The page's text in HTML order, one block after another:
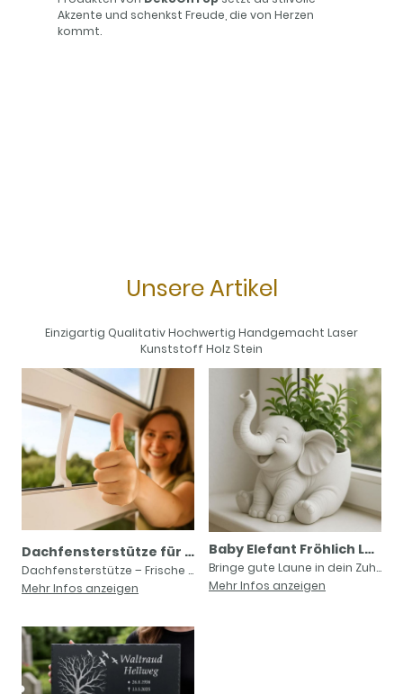
Akzente und schenkst Freude, die von Herzen
kommt.
Unsere Artikel
Einzigartig Qualitativ Hochwertig Handgemacht Laser
Kunststoff Holz Stein
Dachfensterstütze für Velux und alle Dachfenster | Aufhalter | Aufsteller | Klemmer | Halter | Ausstellarm | Offen halten Stütze Ständer NEU
Dachfensterstütze – Frische Luft trotz geschlossenem Rollladen – einfache Belüftungslösung für Ihr ZuhauseKennen Sie das auch?Das Dachfenster geht immer wieder zu. Obwohl man unten etwas geöffnet haben möchte?Gerade in den warmen Sommermonaten wünscht man sich, das Dachfenster nachts geöffnet zu lassen, um die stickige Luft im Raum zu vertreiben und ein angenehmes Klima zu schaffen. Doch oft stellt sich dabei ein Problem ein: Sobald der Rollladen heruntergelassen ist, kann das Fenster das zusätzliche Gewicht nicht halten. Es fällt einfach wieder zu, und Lüften ist nicht möglich.Genau hier setzt unsere durchdachte Dachfensterstütze an. Dieses kleine, aber äußerst praktische Hilfsmittel wurde speziell dafür entwickelt, Ihr Dachfenster sicher in einer geöffneten Position zu fixieren – selbst dann, wenn der Rollladen komplett ausgefahren ist.🌟 Was macht unsere Dachfensterstütze so besonders?✅ Mehr Frischluft bei jeder Witterung:Das Fenster kann weit genug geöffnet bleiben, damit frische Luft zirkuliert, gleichzeitig schützt der Rollladen vor neugierigen Blicken und direktem Regen. So bleibt Ihr Raum angenehm kühl und belüftet, ohne daß es hineinregnet.✅ Trägt das Gewicht von Fenster & Rollladen:Normale Lüftungspositionen reichen nicht aus, wenn der Rollladen heruntergelassen ist. Unsere Stütze wurde dafür konzipiert, das zusätzliche Gewicht zuverlässig abzufangen.✅ Werkzeugloser Einsatz:Kein Schrauben, Bohren oder Montieren nötig. Einfach die gewünschte Höhe einstellen, die Stütze zwischen Fensterrahmen und Fensterflügel klemmen – fertig! So ist das Tool sofort einsatzbereit und bei Bedarf ebenso schnell wieder entfernt.✅ Robust und langlebig:Gefertigt aus hochwertigem PLA-Kunststoff. Dieses Material ist leicht, stabil und unempfindlich gegenüber Temperaturschwankungen. Ideal für den dauerhaften Einsatz am Dachfenster.So funktioniert die Anwendung:- Öffnen Sie Ihr Dachfenster-- Klemmen Sie die Dachfensterstütze einfach zwischen den Rahmen und den Fensterflügel.- Senken Sie den Rollladen ab – das Fenster bleibt in der gewünschten Position sicher geöffnet.Warum ist dieses Produkt sinnvoll?Viele Dachfenster sind konstruktionsbedingt nicht dafür ausgelegt, bei heruntergelassenem Rollladen offen zu bleiben. Besonders in warmen Nächten oder wenn Sie längere Zeit lüften möchten, ohne komplett auf Sichtschutz zu verzichten, entsteht so ein echtes Problem. Unsere Dachfensterstütze schließt genau diese Lücke: Sie sorgt dafür, dass Ihr Fenster zuverlässig offen bleibt und gleichzeitig der Rollladen wie gewohnt genutzt werden kann.Gerade für Schlafzimmer, Kinderzimmer oder Dachbodenräume ist das die perfekte Lösung, um Frischluft und Privatsphäre optimal zu kombinieren.Material:PLA (Kunststoff) – leicht, stabil, langlebigLieferumfang:1x DachfensterstützeGönnen Sie sich mehr Komfort und ein besseres Raumklima – ganz unkompliziert und ohne aufwendige Umbauten.Falls Sie Fragen haben oder eine individuelle Größe benötigen, schreiben Sie mir gerne eine Nachricht!Versand aus Deutschland – schnell & zuverlässig 🚚Jetzt bestellen und Lüftung effizient gestalten!Das Design wird laufend Optimiert und kann leicht von den Werbebildern abweichen!Kein Original vom Hersteller. Kompatibel im 3D Druck Verfahren. Die aufgeführten Warenzeichen, Markennamen und Herstellernamen sind Eigentum des jeweiligen Inhabers; ihre Erwähnung dient ausschließlich der Beschreibung des angebotenen Artikels.
Mehr Infos anzeigen
Baby Elefant Fröhlich Lustig Blumentopf Pflanztopf Elephant Topfpflanzen Geschenk Gartenliebhaber Zimmerpflanzen Büro Dekoration Weihnachten
Bringe gute Laune in dein Zuhause oder Büro mit unserem fröhlichen Baby Elefanten Blumentopf!Dieser liebevoll gestaltete Pflanztopf im Donkey-Design besteht aus hochwertigem, umweltfreundlichem Kunststoff PLA (biologisch abbaubarer Kunststoff auf Maisbasis) und ist perfekt geeignet für kleine Zimmerpflanzen, Sukkulenten oder Kräuter. Wird nach der Bestellung im 3D Druck Verfahren gefertigt.Mit seinem lustigen und freundlichen Ausdruck ist der Elefant nicht nur ein Hingucker, sondern auch eine charmante Geschenkidee für alle, die Pflanzen und kreative Dekoration lieben. Egal ob auf dem Schreibtisch, im Wohnzimmer, auf der Fensterbank oder im Garten – dieser Blumentopf zaubert jedem Betrachter ein Lächeln ins Gesicht.2 Verschiedene Größe verfügbar.Details:🌿 Material: Hochwertiges PLA Kunststoff (biologisch abbaubar, nachhaltig)🌿 Design: Fröhlicher Esel im lustigen Stil🌿 Verwendung: Ideal für kleine Topfpflanzen, Kakteen, Sukkulenten oder Mini-Kräuter🌿 Pflegeleicht und leichtgewichtigPerfekt als Geschenkidee für Gartenliebhaber, Pflanzenfreunde, Kollegen oder zur WohnungseinweihungVielseitig einsetzbar: Wohnzimmer, Büro, Balkon, Küche oder Garten. Liebevolle Dekoration, die Fröhlichkeit und Naturverbundenheit ausstrahltSuchst du ein besonderes Geschenk?Dieser fröhliche Elefant Blumentopf ist die perfekte kleine Aufmerksamkeit zum Geburtstag, Muttertag, Vatertag, Einzug, als Dankeschön oder einfach nur so.Original Artikel kann leicht von den Digital erstellen Bildern, optisch abweichen.
Mehr Infos anzeigen